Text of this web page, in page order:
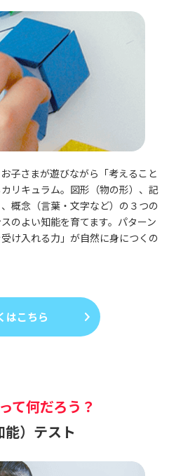
子さまが遊びながら「考えること
リキュラム。図形（物の形）、記
概念（言葉・文字など）の３つの
のよい知能を育てます。パターン
け入れる力」が自然に身につくの
はこちら
て何だろう？
能）テスト